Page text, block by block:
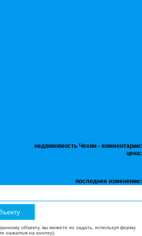
недвижимость Чехии - комментарии:
цена:
последнее изменение:
объекту, вы можете их задать, используя форму
нажатия на кнопку).